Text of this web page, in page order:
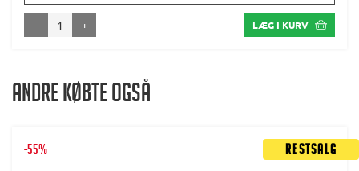
- + LÆG I KURV
Andre købte også
Restsalg
-55%